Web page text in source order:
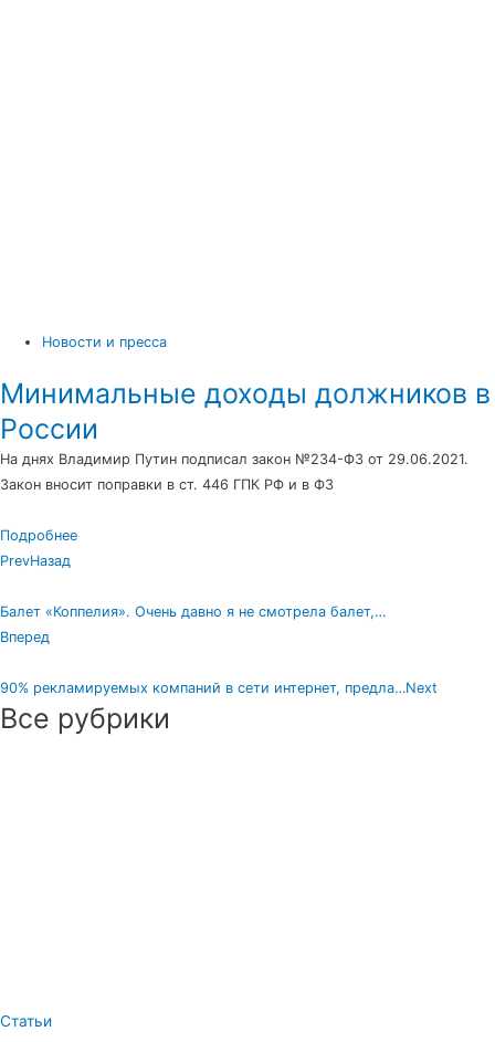
Новости и пресса
Минимальные доходы должников в
России
На днях Владимир Путин подписал закон №234-ФЗ от 29.06.2021.
Закон вносит поправки в ст. 446 ГПК РФ и в ФЗ
Подробнее
PrevНазад
Балет «Коппелия». Очень давно я не смотрела балет,…
Вперед
90% рекламируемых компаний в сети интернет, предла…Next
Все рубрики
Статьи